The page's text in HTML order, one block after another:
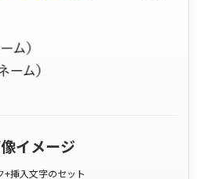
イメージ
+挿入文字のセット